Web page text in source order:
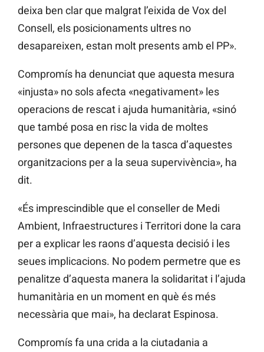
deixa ben clar que malgrat l’eixida de Vox del
Consell, els posicionaments ultres no
desapareixen, estan molt presents amb el PP».
Compromís ha denunciat que aquesta mesura
«injusta» no sols afecta «negativament» les
operacions de rescat i ajuda humanitària, «sinó
que també posa en risc la vida de moltes
persones que depenen de la tasca d’aquestes
organitzacions per a la seua supervivència», ha
dit.
«És imprescindible que el conseller de Medi
Ambient, Infraestructures i Territori done la cara
per a explicar les raons d’aquesta decisió i les
seues implicacions. No podem permetre que es
penalitze d’aquesta manera la solidaritat i l’ajuda
humanitària en un moment en què és més
necessària que mai», ha declarat Espinosa.
Compromís fa una crida a la ciutadania a